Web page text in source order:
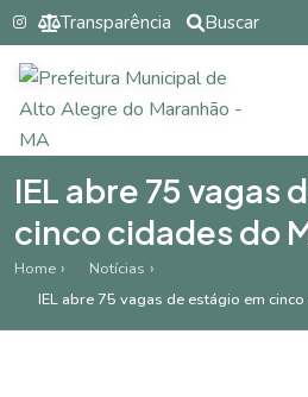
Transparência Buscar
IEL abre 75 vagas
cinco cidades do
Home
Notícias
IEL abre 75 vagas de estágio em